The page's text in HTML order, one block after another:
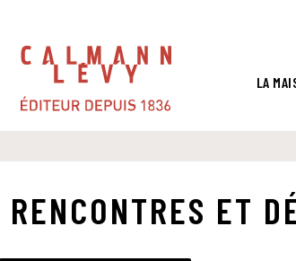
LA
ET